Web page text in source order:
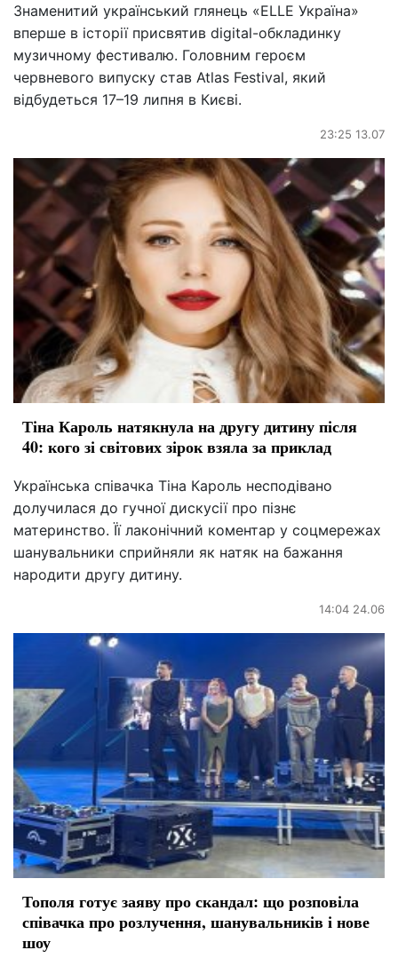
Знаменитий український глянець «ELLE Україна»
вперше в історії присвятив digital-обкладинку
музичному фестивалю. Головним героєм
червневого випуску став Atlas Festival, який
відбудеться 17–19 липня в Києві.
23:25 13.07
Тіна Кароль натякнула на другу дитину після
40: кого зі світових зірок взяла за приклад
Українська співачка Тіна Кароль несподівано
долучилася до гучної дискусії про пізнє
материнство. Її лаконічний коментар у соцмережах
шанувальники сприйняли як натяк на бажання
народити другу дитину.
14:04 24.06
Тополя готує заяву про скандал: що розповіла
співачка про розлучення, шанувальників і нове
шоу